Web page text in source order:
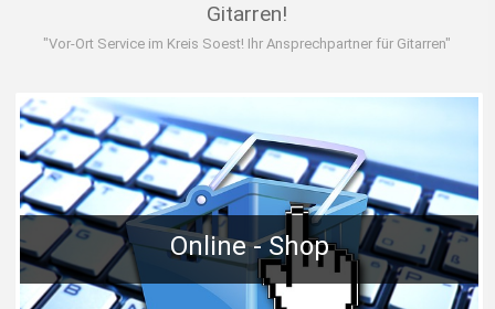
Gitarren!
"Vor-Ort Service im Kreis Soest! Ihr Ansprechpartner für Gitarren"
Online - Shop